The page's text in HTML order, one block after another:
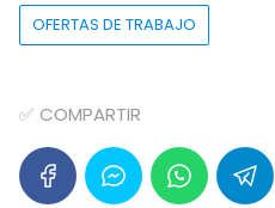
OFERTAS DE TRABAJO
✅ COMPARTIR